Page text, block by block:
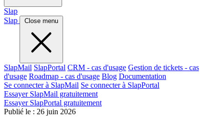
Slap
Slap
Close menu
SlapMail SlapPortal CRM - cas d'usage Gestion de tickets - cas
d'usage Roadmap - cas d'usage Blog Documentation
Se connecter à SlapMail Se connecter à SlapPortal
Essayer SlapMail gratuitement
Essayer SlapPortal gratuitement
Publié le : 26 juin 2026